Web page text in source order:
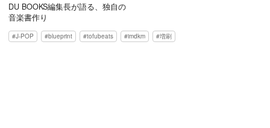
DU BOOKS編集長が語る、独自の
音楽書作り
J-POP blueprint tofubeats imdkm 増刷